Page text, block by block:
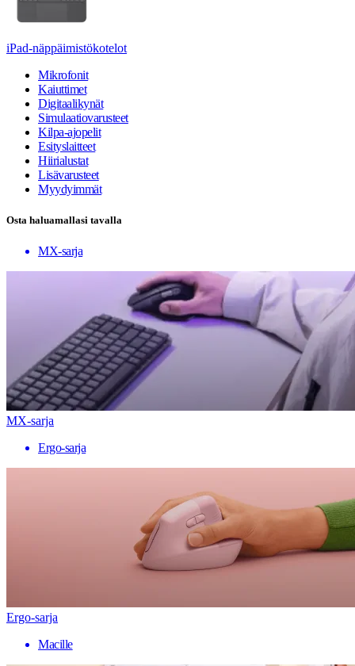
iPad-näppäimistökotelot
Mikrofonit
Kaiuttimet
Digitaalikynät
Simulaatiovarusteet
Kilpa-ajopelit
Esityslaitteet
Hiirialustat
Lisävarusteet
Myydyimmät
Osta haluamallasi tavalla
MX-sarja
MX-sarja
Ergo-sarja
Ergo-sarja
Macille